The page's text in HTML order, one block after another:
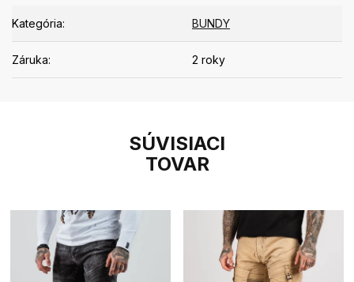
SÚVISIACI
TOVAR
Kategória: BUNDY
Záruka: 2 roky